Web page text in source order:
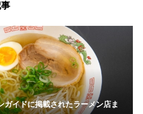
ガイドに掲載されたラーメン店ま